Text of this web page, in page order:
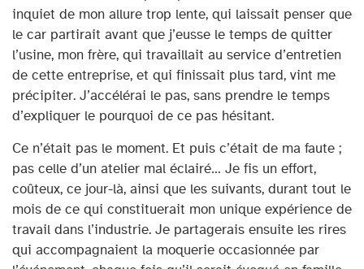
inquiet de mon allure trop lente, qui laissait penser que
le car partirait avant que j’eusse le temps de quitter
l’usine, mon frère, qui travaillait au service d’entretien
de cette entreprise, et qui finissait plus tard, vint me
précipiter. J’accélérai le pas, sans prendre le temps
d’expliquer le pourquoi de ce pas hésitant.
Ce n’était pas le moment. Et puis c’était de ma faute ;
pas celle d’un atelier mal éclairé… Je fis un effort,
coûteux, ce jour-là, ainsi que les suivants, durant tout le
mois de ce qui constituerait mon unique expérience de
travail dans l’industrie. Je partagerais ensuite les rires
qui accompagnaient la moquerie occasionnée par